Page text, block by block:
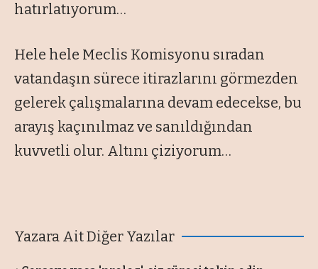
hatırlatıyorum…
Hele hele Meclis Komisyonu sıradan
vatandaşın sürece itirazlarını görmezden
gelerek çalışmalarına devam edecekse, bu
arayış kaçınılmaz ve sanıldığından
kuvvetli olur. Altını çiziyorum…
Yazara Ait Diğer Yazılar